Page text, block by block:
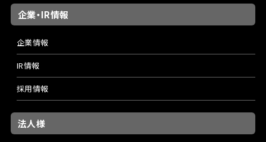
企業・IR情報
企業情報
IR情報
採用情報
法人様